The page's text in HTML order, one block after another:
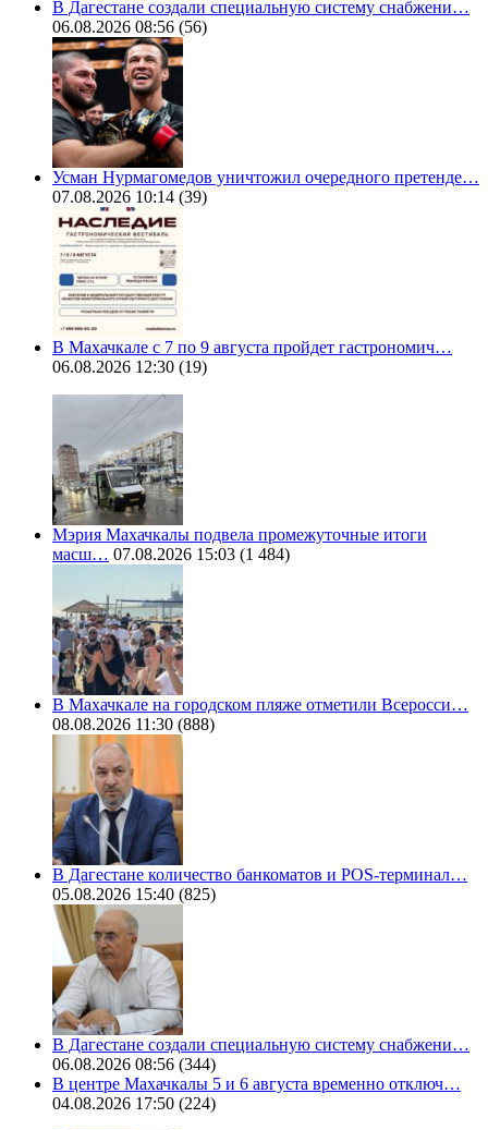
В Дагестане создали специальную систему снабжени…
06.08.2026 08:56 (56)
Усман Нурмагомедов уничтожил очередного претенде…
07.08.2026 10:14 (39)
В Махачкале с 7 по 9 августа пройдет гастрономич…
06.08.2026 12:30 (19)
Мэрия Махачкалы подвела промежуточные итоги
масш… 07.08.2026 15:03 (1 484)
В Махачкале на городском пляже отметили Всеросси…
08.08.2026 11:30 (888)
В Дагестане количество банкоматов и POS-терминал…
05.08.2026 15:40 (825)
В Дагестане создали специальную систему снабжени…
06.08.2026 08:56 (344)
В центре Махачкалы 5 и 6 августа временно отключ…
04.08.2026 17:50 (224)